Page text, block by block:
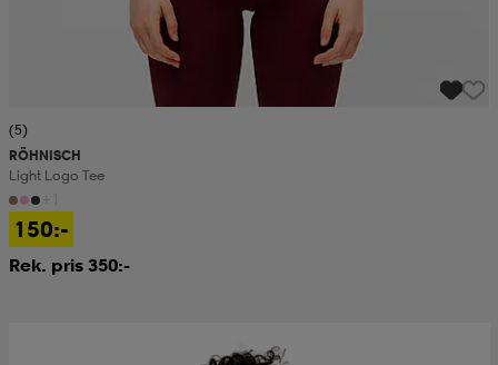
(5)
RÖHNISCH
Light Logo Tee
150:-
Rek. pris 350:-